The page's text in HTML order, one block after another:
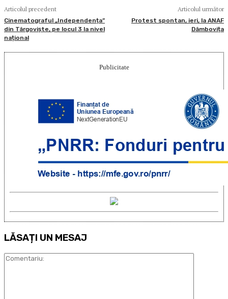
Articolul precedent
Cinematograful „Independența”
din Târgoviște, pe locul 3 la nivel
național
Articolul următor
Protest spontan, ieri, la ANAF
Dâmbovița
Publicitate
LĂSAȚI UN MESAJ